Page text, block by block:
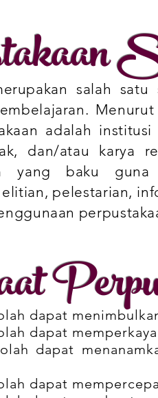
salah
adalah
dan/atau karya
yang baku guna
pelestarian,
dapat
dapat
dapat
dapat